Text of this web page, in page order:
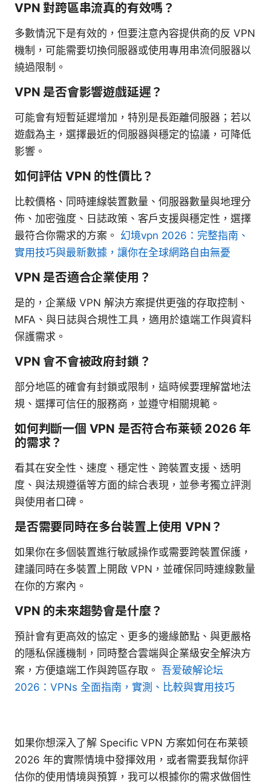
VPN 對跨區串流真的有效嗎？
多數情況下是有效的，但要注意內容提供商的反 VPN
機制，可能需要切換伺服器或使用專用串流伺服器以
繞過限制。
VPN 是否會影響遊戲延遲？
可能會有短暫延遲增加，特別是長距離伺服器；若以
遊戲為主，選擇最近的伺服器與穩定的協議，可降低
影響。
如何評估 VPN 的性價比？
比較價格、同時連線裝置數量、伺服器數量與地理分
佈、加密強度、日誌政策、客戶支援與穩定性，選擇
最符合你需求的方案。 幻境vpn 2026：完整指南、
實用技巧與最新數據，讓你在全球網路自由無憂
VPN 是否適合企業使用？
是的，企業級 VPN 解決方案提供更強的存取控制、
MFA、與日誌與合規性工具，適用於遠端工作與資料
保護需求。
VPN 會不會被政府封鎖？
部分地區的確會有封鎖或限制，這時候要理解當地法
規、選擇可信任的服務商，並遵守相關規範。
如何判斷一個 VPN 是否符合布莱顿 2026 年
的需求？
看其在安全性、速度、穩定性、跨裝置支援、透明
度、與法規遵循等方面的綜合表現，並參考獨立評測
與使用者口碑。
是否需要同時在多台裝置上使用 VPN？
如果你在多個裝置進行敏感操作或需要跨裝置保護，
建議同時在多裝置上開啟 VPN，並確保同時連線數量
在你的方案內。
VPN 的未來趨勢會是什麼？
預計會有更高效的協定、更多的邊緣節點、與更嚴格
的隱私保護機制，同時整合雲端與企業級安全解決方
案，方便遠端工作與跨區存取。 吾爱破解论坛
2026：VPNs 全面指南，實測、比較與實用技巧
如果你想深入了解 Specific VPN 方案如何在布莱顿
2026 年的實際情境中發揮效用，或者需要我幫你評
估你的使用情境與預算，我可以根據你的需求做個性